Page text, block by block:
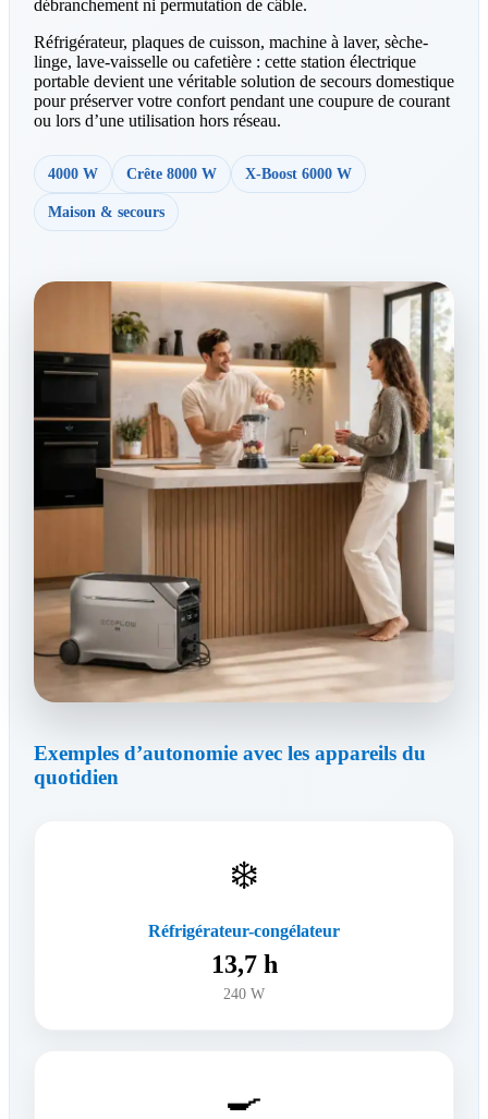
débranchement ni permutation de câble.
Réfrigérateur, plaques de cuisson, machine à laver, sèche-
linge, lave-vaisselle ou cafetière : cette station électrique
portable devient une véritable solution de secours domestique
pour préserver votre confort pendant une coupure de courant
ou lors d’une utilisation hors réseau.
4000 W Crête 8000 W X-Boost 6000 W
Maison & secours
Exemples d’autonomie avec les appareils du
quotidien
❄️
Réfrigérateur-congélateur
13,7 h
240 W
🍳